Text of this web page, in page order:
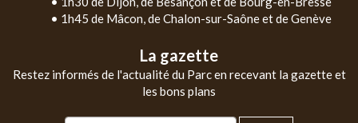
• 1h45 de Mâcon, de Chalon-sur-Saône et de Genève
La gazette
Restez informés de l'actualité du Parc en recevant la gazette et
les bons plans